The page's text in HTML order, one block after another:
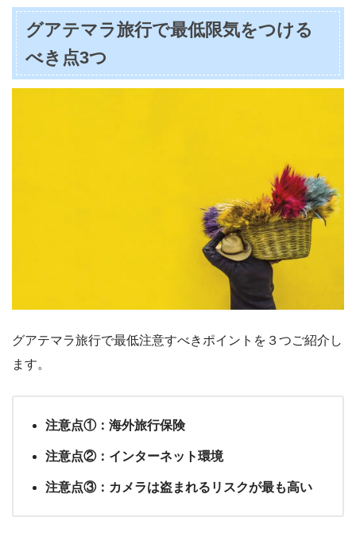
グアテマラ旅行で最低限気をつける
べき点3つ
グアテマラ旅行で最低注意すべきポイントを３つご紹介し
ます。
注意点①：海外旅行保険
注意点②：インターネット環境
注意点③：カメラは盗まれるリスクが最も高い